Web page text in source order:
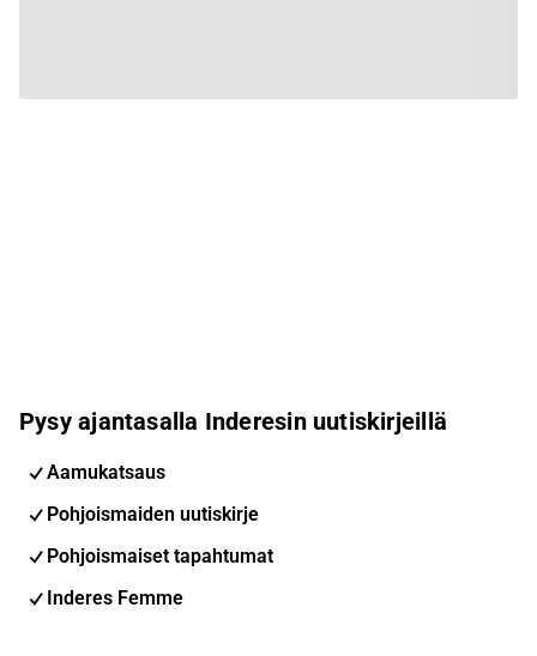
Pysy ajantasalla Inderesin uutiskirjeillä
Aamukatsaus
Pohjoismaiden uutiskirje
Pohjoismaiset tapahtumat
Inderes Femme